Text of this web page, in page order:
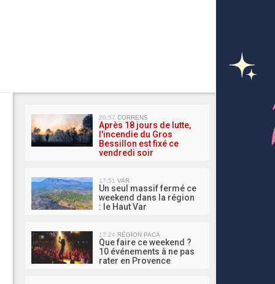
20:57 CORRENS
Après 18 jours de lutte,
l'incendie du Gros
Bessillon est fixé ce
vendredi soir
17:51 VAR
Un seul massif fermé ce
weekend dans la région
: le Haut Var
17:24 RÉGION PACA
Que faire ce weekend ?
10 événements à ne pas
rater en Provence